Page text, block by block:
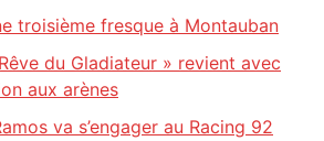
troisième fresque à Montauban
du Gladiateur » revient avec
aux arènes
va s’engager au Racing 92